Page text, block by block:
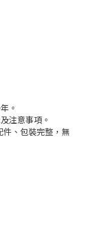
。
注意事項。
件、包裝完整，無